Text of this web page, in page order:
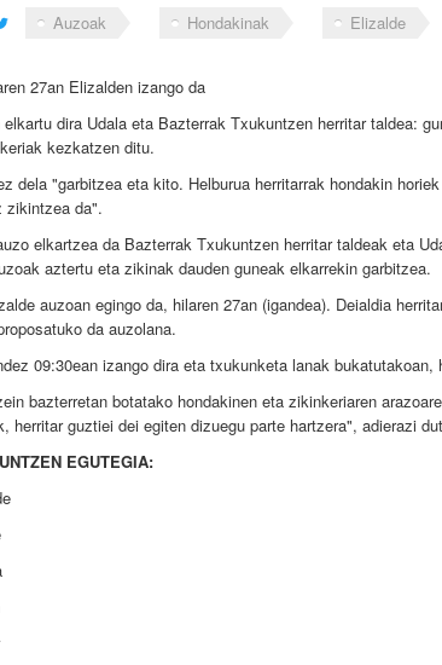
Auzoak Hondakinak Elizalde
27an Elizalden izango da
dira Udala eta Bazterrak Txukuntzen herritar taldea:
kezkatzen ditu.
dela "garbitzea eta kito. Helburua herritarrak hondakin
zikintzea da".
elkartzea da Bazterrak Txukuntzen herritar taldeak eta
aztertu eta zikinak dauden guneak elkarrekin garbitzea.
auzoan egingo da, hilaren 27an (igandea). Deialdia
da auzolana.
09:30ean izango dira eta txukunketa lanak bukatutakoan,
bazterretan botatako hondakinen eta zikinkeriaren
herritar guztiei dei egiten dizuegu parte hartzera", adierazi
EGUTEGIA: